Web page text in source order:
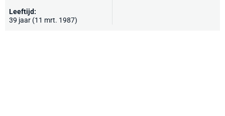
Leeftijd:
39 jaar (11 mrt. 1987)